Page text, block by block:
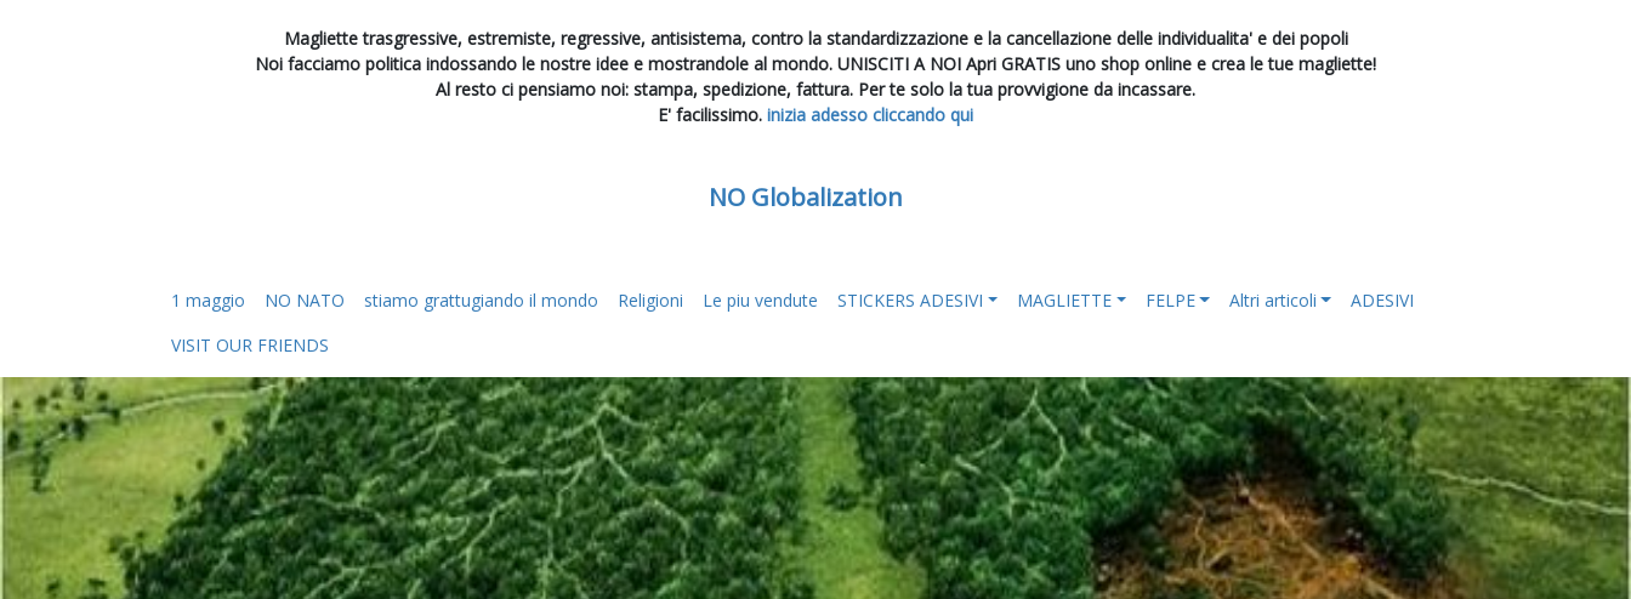
Magliette trasgressive, estremiste, regressive, antisistema, contro la standardizzazione e la cancellazione delle individualita' e dei popoli
Noi facciamo politica indossando le nostre idee e mostrandole al mondo. UNISCITI A NOI Apri GRATIS uno shop online e crea le tue magliette!
Al resto ci pensiamo noi: stampa, spedizione, fattura. Per te solo la tua provvigione da incassare.
E' facilissimo. inizia adesso cliccando qui
NO Globalization
1 maggio NO NATO stiamo grattugiando il mondo Religioni Le piu vendute STICKERS ADESIVI MAGLIETTE FELPE Altri articoli
ADESIVI
VISIT OUR FRIENDS